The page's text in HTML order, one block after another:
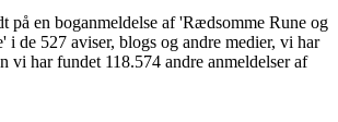
på en boganmeldelse af 'Rædsomme Rune og
i de 527 aviser, blogs og andre medier, vi har
vi har fundet 118.574 andre anmeldelser af